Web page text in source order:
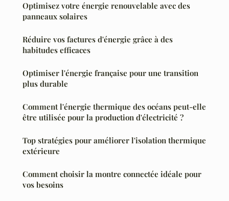
Optimisez votre énergie renouvelable avec des
panneaux solaires
Réduire vos factures d'énergie grâce à des
habitudes efficaces
Optimiser l'énergie française pour une transition
plus durable
Comment l'énergie thermique des océans peut-elle
être utilisée pour la production d'électricité ?
Top stratégies pour améliorer l'isolation thermique
extérieure
Comment choisir la montre connectée idéale pour
vos besoins